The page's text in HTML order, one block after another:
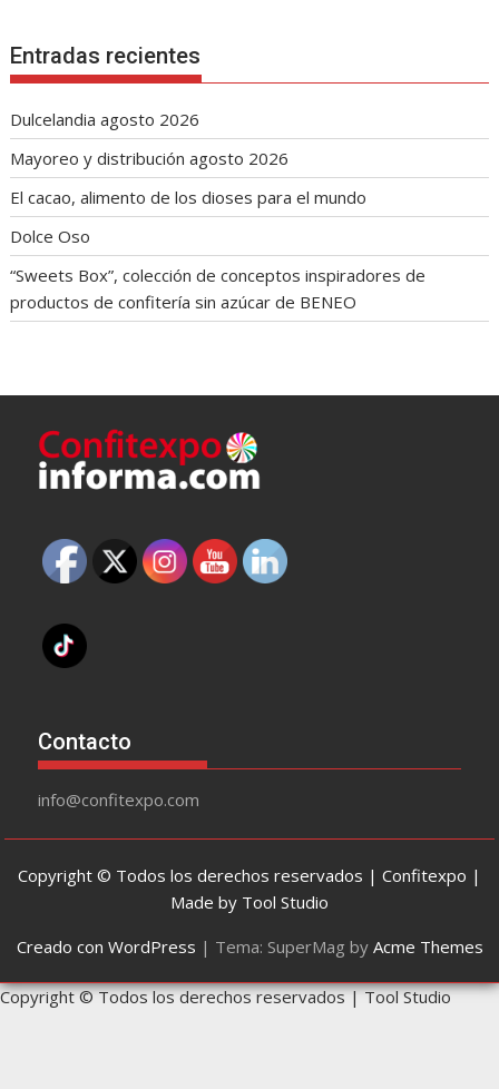
Entradas recientes
Dulcelandia agosto 2026
Mayoreo y distribución agosto 2026
El cacao, alimento de los dioses para el mundo
Dolce Oso
“Sweets Box”, colección de conceptos inspiradores de
productos de confitería sin azúcar de BENEO
Contacto
info@confitexpo.com
Copyright © Todos los derechos reservados | Confitexpo |
Made by Tool Studio
Creado con WordPress | Tema: SuperMag by Acme Themes
Copyright © Todos los derechos reservados | Tool Studio